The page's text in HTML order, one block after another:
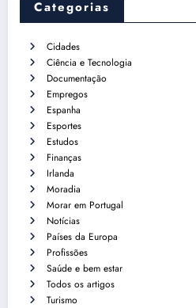
Categorias
Cidades
Ciência e Tecnologia
Documentação
Empregos
Espanha
Esportes
Estudos
Finanças
Irlanda
Moradia
Morar em Portugal
Notícias
Países da Europa
Profissões
Saúde e bem estar
Todos os artigos
Turismo